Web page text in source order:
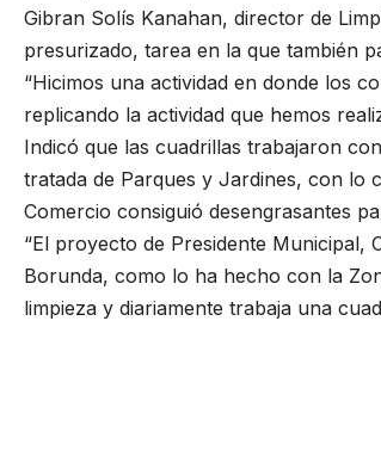
Gibran Solís Kanahan, director de
presurizado, tarea en la que también
“Hicimos una actividad en donde los
replicando la actividad que hemos
Indicó que las cuadrillas trabajaron
tratada de Parques y Jardines, con lo
Comercio consiguió desengrasantes
“El proyecto de Presidente
Borunda, como lo ha hecho con la
limpieza y diariamente trabaja una